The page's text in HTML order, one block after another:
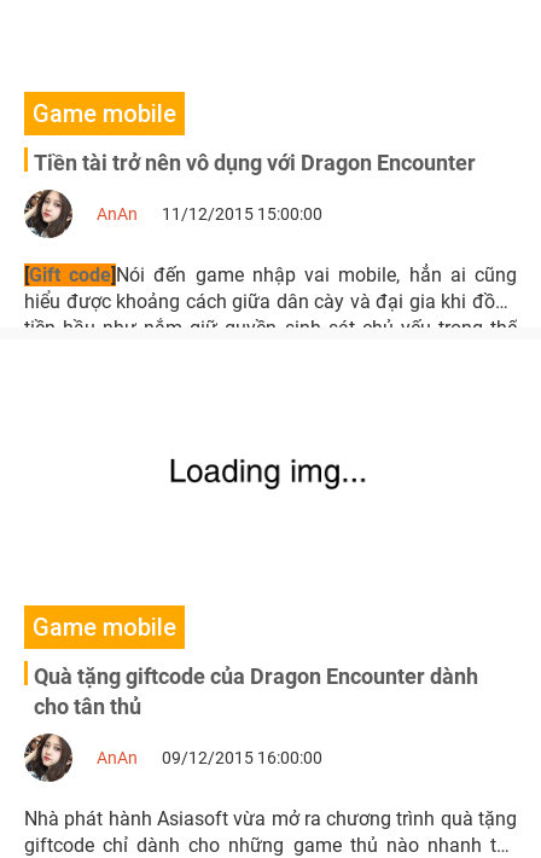
Game mobile
Tiền tài trở nên vô dụng với Dragon Encounter
AnAn 11/12/2015 15:00:00
[Gift code]Nói đến game nhập vai mobile, hẳn ai cũng
hiểu được khoảng cách giữa dân cày và đại gia khi đồng
tiền hầu như nắm giữ quyền sinh sát chủ yếu trong thế
Game mobile
Quà tặng giftcode của Dragon Encounter dành
cho tân thủ
AnAn 09/12/2015 16:00:00
Nhà phát hành Asiasoft vừa mở ra chương trình quà tặng
giftcode chỉ dành cho những game thủ nào nhanh tay